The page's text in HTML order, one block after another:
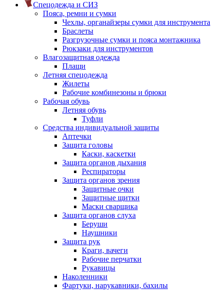
Спецодежда и СИЗ
Пояса, ремни и сумки
Чехлы, органайзеры сумки для инструмента
Браслеты
Разгрузочные сумки и пояса монтажника
Рюкзаки для инструментов
Влагозащитная одежда
Плащи
Летняя спецодежда
Жилеты
Рабочие комбинезоны и брюки
Рабочая обувь
Летняя обувь
Туфли
Средства индивидуальной защиты
Аптечки
Защита головы
Каски, каскетки
Защита органов дыхания
Респираторы
Защита органов зрения
Защитные очки
Защитные щитки
Маски сварщика
Защита органов слуха
Беруши
Наушники
Защита рук
Краги, вачеги
Рабочие перчатки
Рукавицы
Наколенники
Фартуки, нарукавники, бахилы